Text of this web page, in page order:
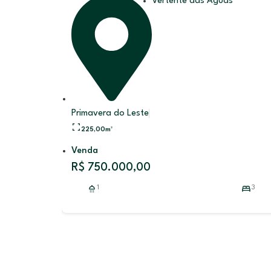
Primavera do Leste
225,00m²
Venda
R$ 750.000,00
1 3